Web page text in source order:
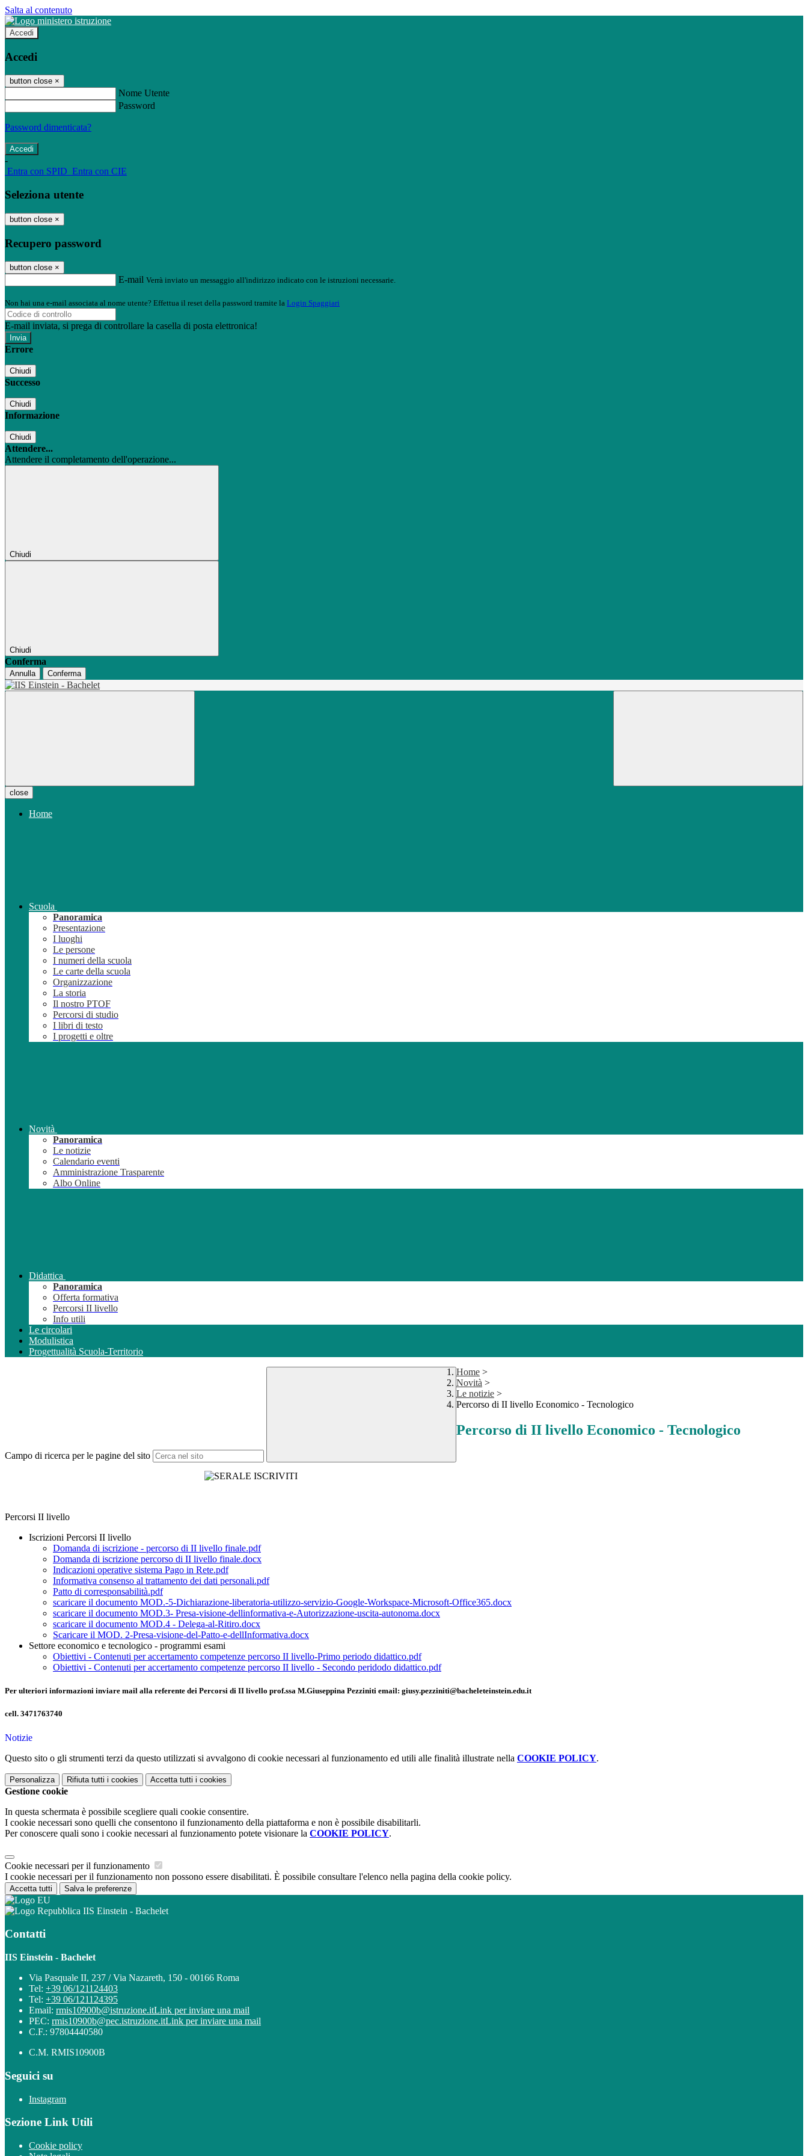
Salta al contenuto
Accedi
Accedi
button close ×
Nome Utente
Password
Password dimenticata?
-
Entra con SPID Entra con CIE
Seleziona utente
button close ×
Recupero password
button close ×
E-mail Verrà inviato un messaggio all'indirizzo indicato con le istruzioni necessarie.
Non hai una e-mail associata al nome utente? Effettua il reset della password tramite la Login Spaggiari
E-mail inviata, si prega di controllare la casella di posta elettronica!
Errore
Chiudi
Successo
Chiudi
Informazione
Chiudi
Attendere...
Attendere il completamento dell'operazione...
Chiudi
Chiudi
Conferma
Annulla Conferma
close
Home
Scuola
Panoramica
Presentazione
I luoghi
Le persone
I numeri della scuola
Le carte della scuola
Organizzazione
La storia
Il nostro PTOF
Percorsi di studio
I libri di testo
I progetti e oltre
Novità
Panoramica
Le notizie
Calendario eventi
Amministrazione Trasparente
Albo Online
Didattica
Panoramica
Offerta formativa
Percorsi II livello
Info utili
Le circolari
Modulistica
Progettualità Scuola-Territorio
Campo di ricerca per le pagine del sito
Home >
Novità >
Le notizie >
Percorso di II livello Economico - Tecnologico
Percorso di II livello Economico - Tecnologico
Percorsi II livello
Iscrizioni Percorsi II livello
Domanda di iscrizione - percorso di II livello finale.pdf
Domanda di iscrizione percorso di II livello finale.docx
Indicazioni operative sistema Pago in Rete.pdf
Informativa consenso al trattamento dei dati personali.pdf
Patto di corresponsabilità.pdf
scaricare il documento MOD.-5-Dichiarazione-liberatoria-utilizzo-servizio-Google-Workspace-Microsoft-Office365.docx
scaricare il documento MOD.3- Presa-visione-dellinformativa-e-Autorizzazione-uscita-autonoma.docx
scaricare il documento MOD.4 - Delega-al-Ritiro.docx
Scaricare il MOD. 2-Presa-visione-del-Patto-e-dellInformativa.docx
Settore economico e tecnologico - programmi esami
Obiettivi - Contenuti per accertamento competenze percorso II livello-Primo periodo didattico.pdf
Obiettivi - Contenuti per accertamento competenze percorso II livello - Secondo peridodo didattico.pdf
Per ulteriori informazioni inviare mail alla referente dei Percorsi di II livello prof.ssa M.Giuseppina Pezziniti email: giusy.pezziniti@bacheleteinstein.edu.it
cell. 3471763740
Notizie
Questo sito o gli strumenti terzi da questo utilizzati si avvalgono di cookie necessari al funzionamento ed utili alle finalità illustrate nella COOKIE POLICY.
Personalizza Rifiuta tutti i cookies Accetta tutti i cookies
Gestione cookie
In questa schermata è possibile scegliere quali cookie consentire.
I cookie necessari sono quelli che consentono il funzionamento della piattaforma e non è possibile disabilitarli.
Per conoscere quali sono i cookie necessari al funzionamento potete visionare la COOKIE POLICY.
Cookie necessari per il funzionamento
I cookie necessari per il funzionamento non possono essere disabilitati. È possibile consultare l'elenco nella pagina della cookie policy.
Accetta tutti Salva le preferenze
IIS Einstein - Bachelet
Contatti
IIS Einstein - Bachelet
Via Pasquale II, 237 / Via Nazareth, 150 - 00166 Roma
Tel: +39 06/121124403
Tel: +39 06/121124395
Email: rmis10900b@istruzione.itLink per inviare una mail
PEC: rmis10900b@pec.istruzione.itLink per inviare una mail
C.F.: 97804440580
C.M. RMIS10900B
Seguici su
Instagram
Sezione Link Utili
Cookie policy